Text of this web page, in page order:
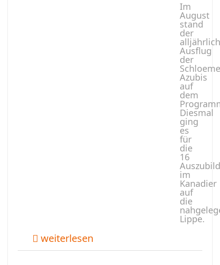
Im
August
stand
der
Ausflug
der
Azubis
auf
dem
Diesmal
ging
es
für
die
16
im
Kanadier
auf
die
Lippe.
weiterlesen